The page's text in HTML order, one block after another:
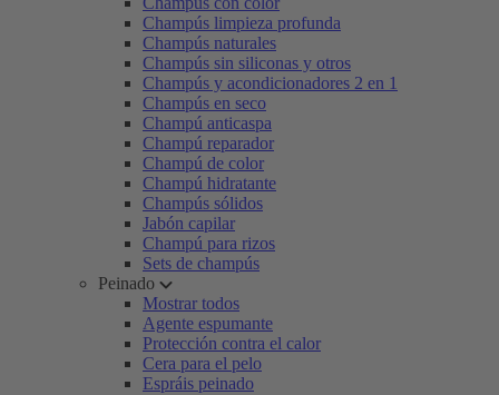
Champús limpieza profunda
Champús naturales
Champús sin siliconas y otros
Champús y acondicionadores 2 en 1
Champús en seco
Champú anticaspa
Champú reparador
Champú de color
Champú hidratante
Champús sólidos
Jabón capilar
Champú para rizos
Sets de champús
Peinado
Mostrar todos
Agente espumante
Protección contra el calor
Cera para el pelo
Espráis peinado